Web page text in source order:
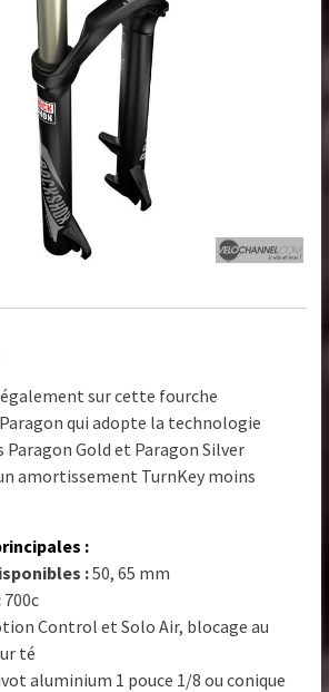
sur cette fourche
qui adopte la technologie
Gold et Paragon Silver
amortissement TurnKey moins
:
:50, 65 mm
700c
Control et Solo Air, blocage au
té
aluminium 1 pouce 1/8 ou conique